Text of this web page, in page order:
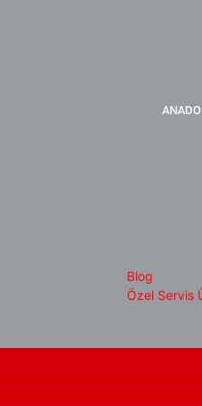
Blog
Özel Servis